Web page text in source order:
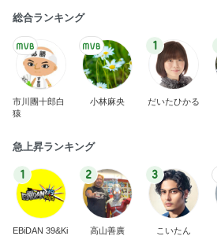
総合ランキング
市川團十郎白
猿
小林麻央
1
だいたひかる
急上昇ランキング
1
EBiDAN 39&Ki
2
高山善廣
3
こいたん